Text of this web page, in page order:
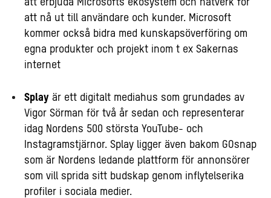
att nå ut till användare och kunder. Microsoft
kommer också bidra med kunskapsöverföring om
egna produkter och projekt inom t ex Sakernas
internet
Splay är ett digitalt mediahus som grundades av
Vigor Sörman för två år sedan och representerar
idag Nordens 500 största YouTube- och
Instagramstjärnor. Splay ligger även bakom GOsnap
som är Nordens ledande plattform för annonsörer
som vill sprida sitt budskap genom inflytelserika
profiler i sociala medier.